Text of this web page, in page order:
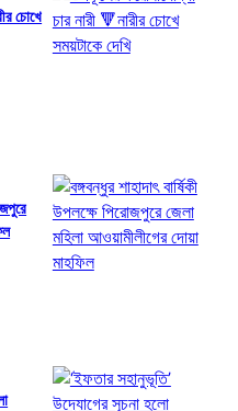
চোখে